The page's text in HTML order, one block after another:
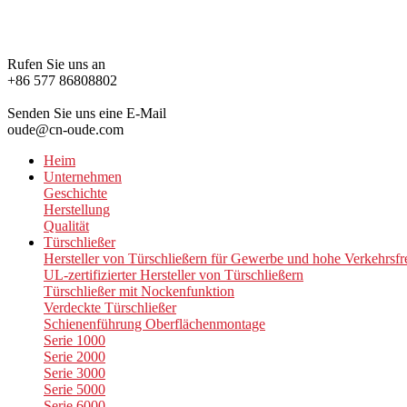
Rufen Sie uns an
+86 577 86808802
Senden Sie uns eine E-Mail
oude@cn-oude.com
Heim
Unternehmen
Geschichte
Herstellung
Qualität
Türschließer
Hersteller von Türschließern für Gewerbe und hohe
UL-zertifizierter Hersteller von Türschließern
Türschließer mit Nockenfunktion
Verdeckte Türschließer
Schienenführung Oberflächenmontage
Serie 1000
Serie 2000
Serie 3000
Serie 5000